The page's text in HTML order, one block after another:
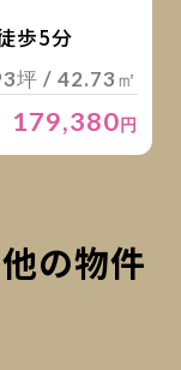
歩5分
坪 / 42.73㎡
179,380円
の物件